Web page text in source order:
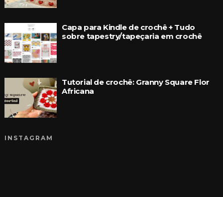
Capa para Kindle de crochê + Tudo
sobre tapestry/tapeçaria em crochê
Tutorial de crochê: Granny Square Flor
Africana
INSTAGRAM